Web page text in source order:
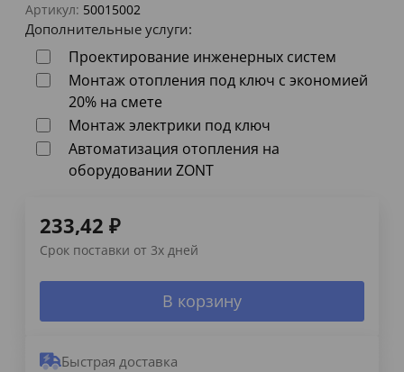
Артикул: 50015002
Дополнительные услуги:
Проектирование инженерных систем
Монтаж отопления под ключ с экономией
20% на смете
Монтаж электрики под ключ
Автоматизация отопления на
оборудовании ZONT
233,42 ₽
Срок поставки от 3х дней
В корзину
Быстрая доставка